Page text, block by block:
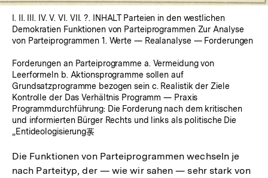
I. II. III. IV. V. VI. VII. ?. INHALT Parteien in den westlichen
Demokratien Funktionen von Parteiprogrammen Zur Analyse
von Parteiprogrammen 1. Werte — Realanalyse — Forderungen
Forderungen an Parteiprogramme a. Vermeidung von
Leerformeln b. Aktionsprogramme sollen auf
Grundsatzprogramme bezogen sein c. Realistik der Ziele
Kontrolle der Das Verhältnis Programm — Praxis
Programmdurchführung: Die Forderung nach dem kritischen
und informierten Bürger Rechts und links als politische Die
„Entideologisierung菉
Die Funktionen von Parteiprogrammen wechseln je
nach Parteityp, der — wie wir sahen — sehr stark von